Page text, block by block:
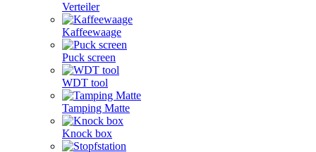
Verteiler
Kaffeewaage
Puck screen
WDT tool
Tamping Matte
Knock box